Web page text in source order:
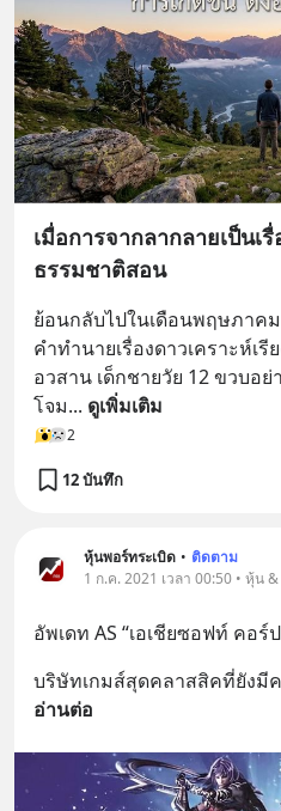
เมื่อการจากลากลายเป็นเ
ธรรมชาติสอน
ย้อนกลับไปในเดือนพฤษภาค
คำทำนายเรื่องดาวเคราะห์เรี
อวสาน เด็กชายวัย 12 ขวบอ
โจม... ดูเพิ่มเติม
2
12 บันทึก
หุ้นพอร์ทระเบิด • ติดตาม
1 ก.ค. 2021 เวลา 00:50 • หุ้น
อัพเดท AS “เอเชียซอฟท์ คอร์
บริษัทเกมส์สุดคลาสสิคที่ยังมี
อ่านต่อ